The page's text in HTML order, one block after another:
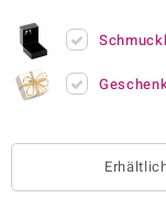
Collection
BY DE MELO